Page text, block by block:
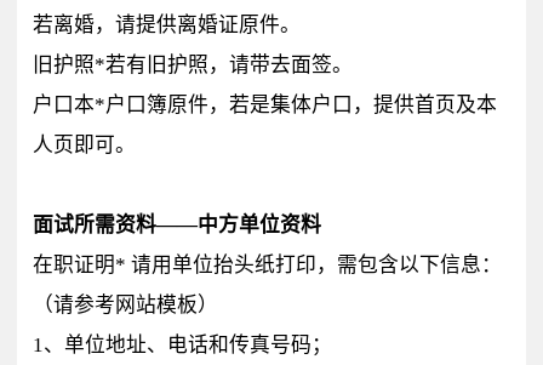
若离婚，请提供离婚证原件。
旧护照*若有旧护照，请带去面签。
户口本*户口簿原件，若是集体户口，提供首页及本
人页即可。
面试所需资料——中方单位资料
在职证明* 请用单位抬头纸打印，需包含以下信息：
（请参考网站模板）
1、单位地址、电话和传真号码；